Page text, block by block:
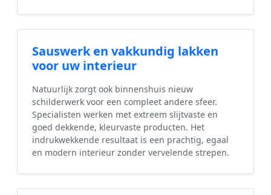
Sauswerk en vakkundig lakken
voor uw interieur
Natuurlijk zorgt ook binnenshuis nieuw
schilderwerk voor een compleet andere sfeer.
Specialisten werken met extreem slijtvaste en
goed dekkende, kleurvaste producten. Het
indrukwekkende resultaat is een prachtig, egaal
en modern interieur zonder vervelende strepen.